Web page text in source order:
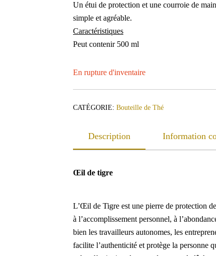
Un étui de protection et une courroie de
simple et agréable.
Caractéristiques
Peut contenir 500 ml
En rupture d'inventaire
CATÉGORIE: Bouteille de Thé
Description Information
Œil de tigre
L’Œil de Tigre est une pierre de protection
à l’accomplissement personnel, à
bien les travailleurs autonomes, les
facilite l’authenticité et protège la personne